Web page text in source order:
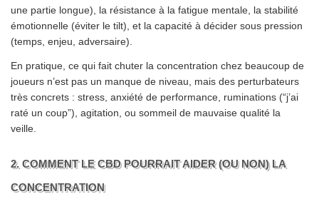
une partie longue), la résistance à la fatigue mentale, la stabilité
émotionnelle (éviter le tilt), et la capacité à décider sous pression
(temps, enjeu, adversaire).
En pratique, ce qui fait chuter la concentration chez beaucoup de
joueurs n’est pas un manque de niveau, mais des perturbateurs
très concrets : stress, anxiété de performance, ruminations (“j’ai
raté un coup”), agitation, ou sommeil de mauvaise qualité la
veille.
2. COMMENT LE CBD POURRAIT AIDER (OU NON) LA
CONCENTRATION